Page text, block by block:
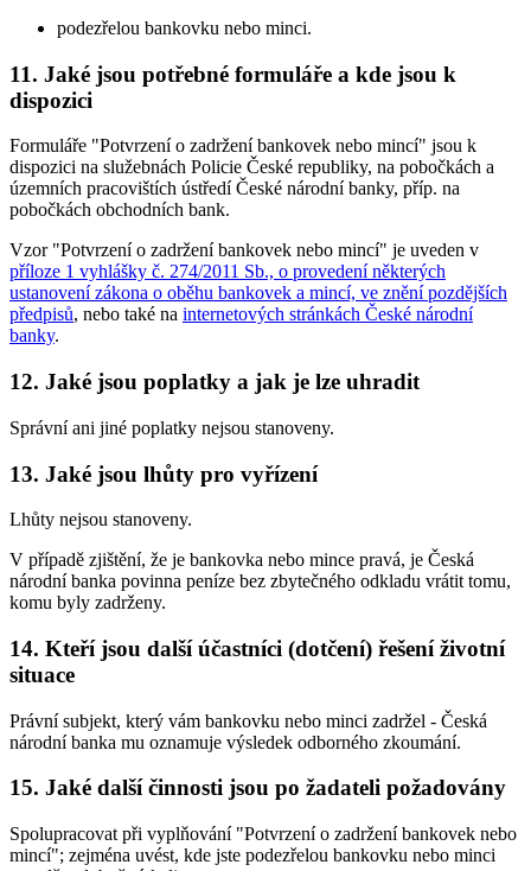
podezřelou bankovku nebo minci.
11. Jaké jsou potřebné formuláře a kde jsou k
dispozici
Formuláře "Potvrzení o zadržení bankovek nebo mincí" jsou k
dispozici na služebnách Policie České republiky, na pobočkách a
územních pracovištích ústředí České národní banky, příp. na
pobočkách obchodních bank.
Vzor "Potvrzení o zadržení bankovek nebo mincí" je uveden v
příloze 1 vyhlášky č. 274/2011 Sb., o provedení některých
ustanovení zákona o oběhu bankovek a mincí, ve znění pozdějších
předpisů, nebo také na internetových stránkách České národní
banky.
12. Jaké jsou poplatky a jak je lze uhradit
Správní ani jiné poplatky nejsou stanoveny.
13. Jaké jsou lhůty pro vyřízení
Lhůty nejsou stanoveny.
V případě zjištění, že je bankovka nebo mince pravá, je Česká
národní banka povinna peníze bez zbytečného odkladu vrátit tomu,
komu byly zadrženy.
14. Kteří jsou další účastníci (dotčení) řešení životní
situace
Právní subjekt, který vám bankovku nebo minci zadržel - Česká
národní banka mu oznamuje výsledek odborného zkoumání.
15. Jaké další činnosti jsou po žadateli požadovány
Spolupracovat při vyplňování "Potvrzení o zadržení bankovek nebo
mincí"; zejména uvést, kde jste podezřelou bankovku nebo minci